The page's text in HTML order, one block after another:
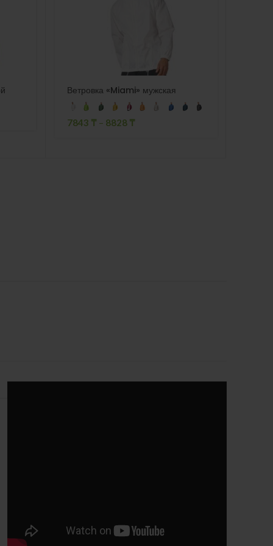
Ветровка «Miami» мужская
7843 ₸ – 8828 ₸